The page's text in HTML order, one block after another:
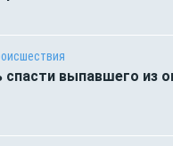
спасти выпавшего из